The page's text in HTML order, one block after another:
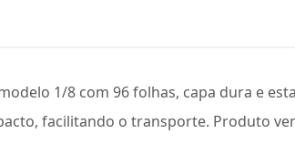
1/8 com 96 folhas, capa dura e
facilitando o transporte. Produto